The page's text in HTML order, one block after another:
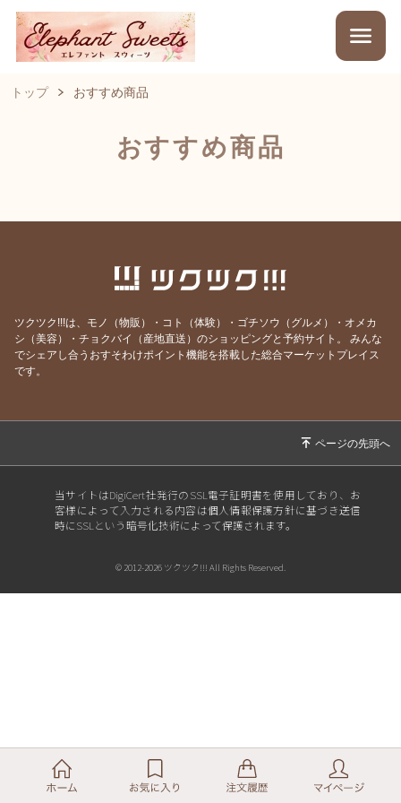
トップ おすすめ商品
おすすめ商品
ツクツク!!!は、モノ（物販）・コト（体験）・ゴチソウ（グルメ）・オメカ
シ（美容）・チョクバイ（産地直送）のショッピングと予約サイト。
みんな
でシェアし合うおすそわけポイント機能を搭載した総合マーケットプレイス
です。
当サイトはDigiCert社発行のSSL電子証明書を使用しており、お
客様によって入力される内容は個人情報保護方針に基づき送信
時にSSLという暗号化技術によって保護されます。
© 2012-2026 ツクツク!!! All Rights Reserved.